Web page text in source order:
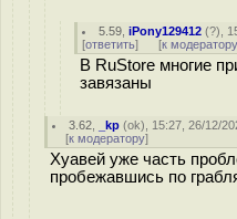
5.59 ,iPony129412 (?),
[ответить] [к модератору
В RuStore многие
завязаны
3.62 _kp (ok), 15:27, 26/12/
[к модератору]
Хуавей уже часть
пробежавшись по